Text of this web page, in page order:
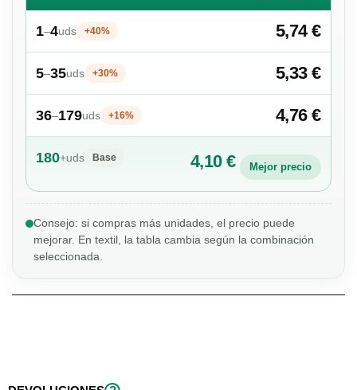
1–4uds +40% 5,74 €
5–35uds +30% 5,33 €
36–179uds +16% 4,76 €
180+uds Base 4,10 € Mejor precio
Consejo: si compras más unidades, el precio puede
mejorar. En textil, la tabla cambia según la combinación
seleccionada.